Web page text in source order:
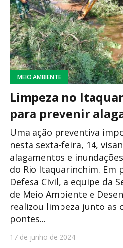
MEIO AMBIENTE
Limpeza no
para prevenir
Uma ação preventiva
nesta sexta-feira, 14,
alagamentos e
do Rio Itaquarinchim. Em
Defesa Civil, a equipe da
de Meio Ambiente e
realizou limpeza junto as
pontes...
17 de junho de 2024